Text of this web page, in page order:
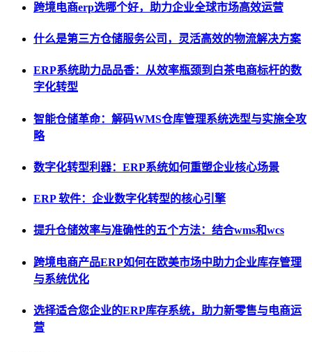
跨境电商erp选哪个好，助力企业全球市场高效运营
什么是第三方仓储服务公司，灵活高效的物流解决方案
ERP系统助力品品香：从效率瓶颈到白茶电商标杆的数
字化转型
智能仓储革命：解码WMS仓库管理系统选型与实施全攻
略
数字化转型利器：ERP系统如何重塑企业核心场景
ERP 软件：企业数字化转型的核心引擎
提升仓储效率与准确性的五个方法：结合wms和wcs
跨境电商产品ERP如何在欧美市场中助力企业库存管理
与系统优化
选择适合您企业的ERP库存系统，助力新零售与电商运
营